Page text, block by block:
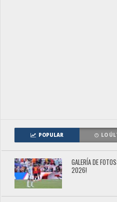
POPULAR LO
GALERÍA DE
2026!